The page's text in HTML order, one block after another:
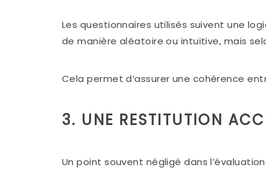
Les questionnaires utilisés suivent une
de manière aléatoire ou intuitive, mais
Cela permet d’assurer une cohérence
3. UNE RESTITUTION
Un point souvent négligé dans